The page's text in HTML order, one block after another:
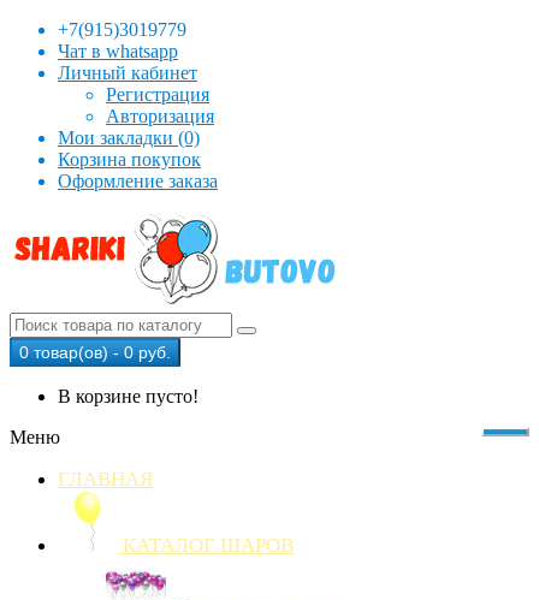
+7(915)3019779
Чат в whatsapp
Личный кабинет
Регистрация
Авторизация
Мои закладки (0)
Корзина покупок
Оформление заказа
0 товар(ов) - 0 руб.
В корзине пусто!
Меню
ГЛАВНАЯ
КАТАЛОГ ШАРОВ